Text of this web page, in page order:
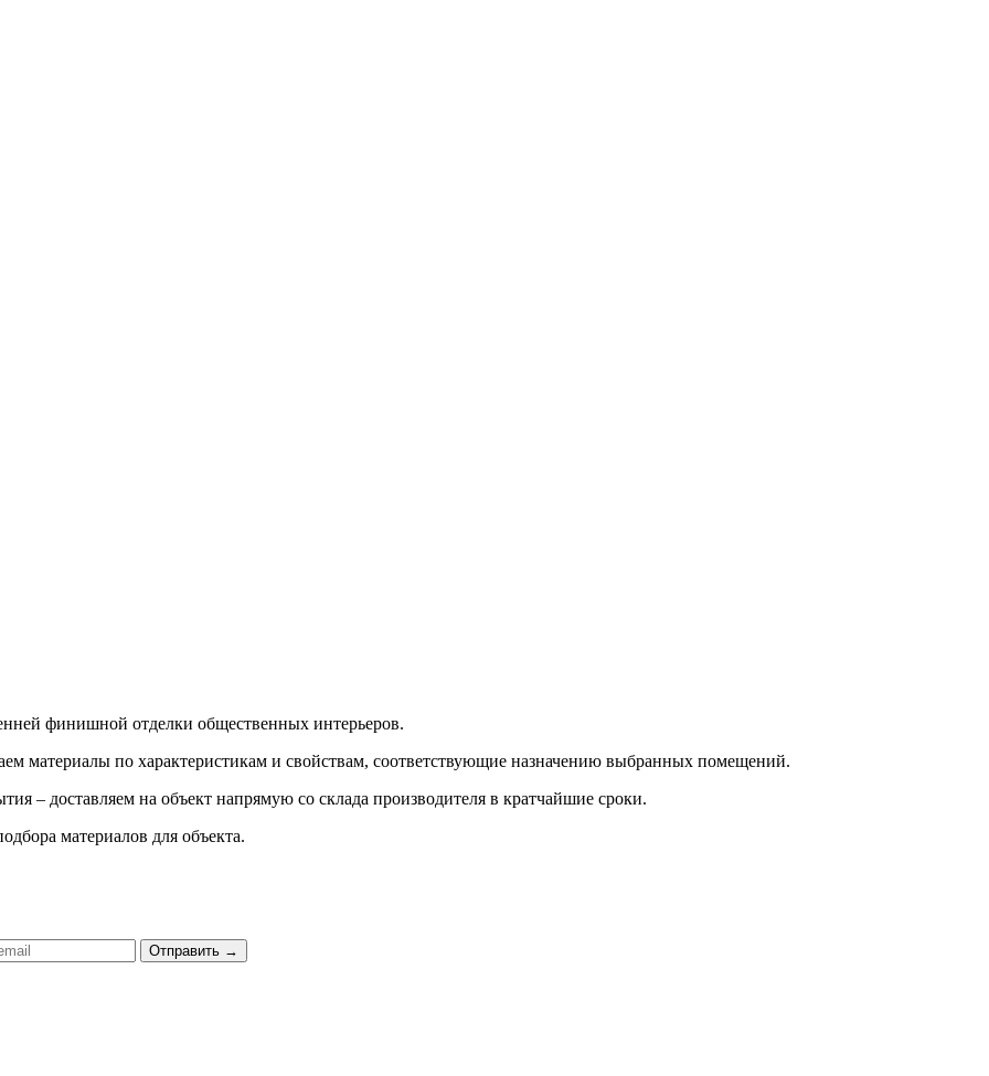
финишной отделки общественных интерьеров.
материалы по характеристикам и свойствам, соответствующие назначению выбранных помещений.
– доставляем на объект напрямую со склада производителя в кратчайшие сроки.
материалов для объекта.
Отправить →